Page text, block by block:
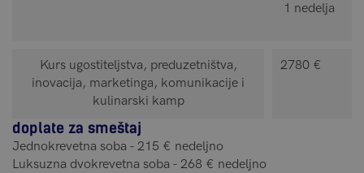
1 nedelja 2
Kurs ugostiteljstva, preduzetništva,
inovacija, marketinga, komunikacije i
kulinarski kamp
2780 €
doplate za smeštaj
Jednokrevetna soba - 215 € nedeljno
Luksuzna dvokrevetna soba - 268 € nedeljno